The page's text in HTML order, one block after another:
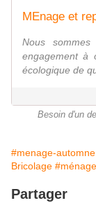
Nous
engagement à
écologique de
Besoin d'un
#menage-automne
Bricolage #ménage
Partager